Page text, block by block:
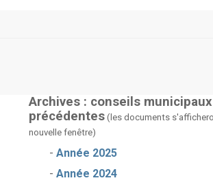
Archives : conseils
précédentes (les documents
nouvelle fenêtre)
- Année 2025
- Année 2024